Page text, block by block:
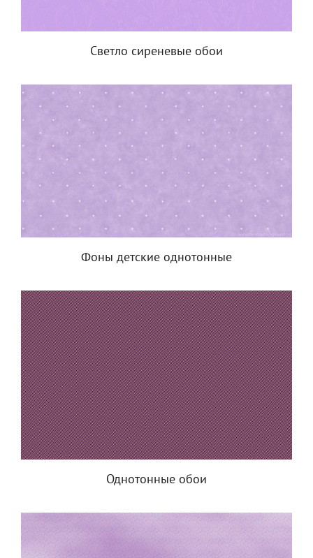
Светло сиреневые обои
Фоны детские однотонные
Однотонные обои